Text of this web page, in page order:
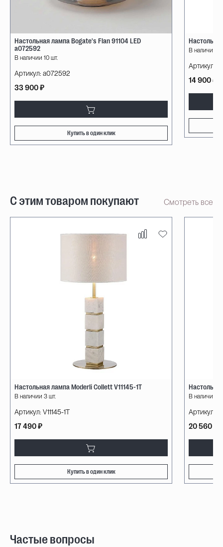
Настольная лампа Bogate's Flan 91104 LED
a072592
В наличии 10 шт.
Артикул: a072592
33 900 ₽
Купить в один клик
В наличии
Артикул:
14 900 ₽
С этим товаром покупают Смотреть все
Настольная лампа Moderli Collett V11145-1T
В наличии 3 шт.
Артикул: V11145-1T
17 490 ₽
Купить в один клик
В наличии 5
Артикул:
20 560 ₽
Частые вопросы